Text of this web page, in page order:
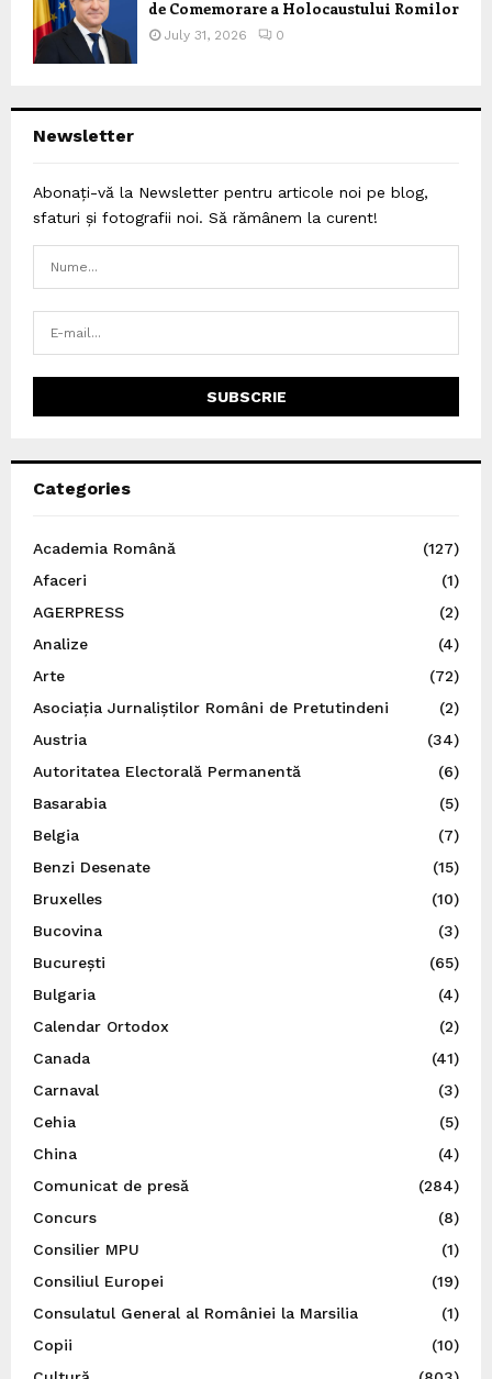
de Comemorare a Holocaustului Romilor
July 31, 2026 0
Newsletter
Abonați-vă la Newsletter pentru articole noi pe blog,
sfaturi și fotografii noi. Să rămânem la curent!
Categories
Academia Română
(127)
Afaceri
(1)
AGERPRESS
(2)
Analize
(4)
Arte
(72)
Asociația Jurnaliștilor Români de Pretutindeni
(2)
Austria
(34)
Autoritatea Electorală Permanentă
(6)
Basarabia
(5)
Belgia
(7)
Benzi Desenate
(15)
Bruxelles
(10)
Bucovina
(3)
București
(65)
Bulgaria
(4)
Calendar Ortodox
(2)
Canada
(41)
Carnaval
(3)
Cehia
(5)
China
(4)
Comunicat de presă
(284)
Concurs
(8)
Consilier MPU
(1)
Consiliul Europei
(19)
Consulatul General al României la Marsilia
(1)
Copii
(10)